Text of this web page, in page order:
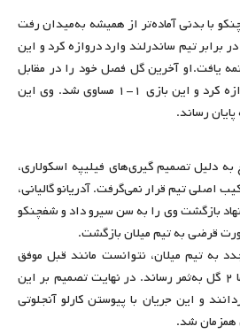
۲۰۰۸، شفچنکو با بدنی آماده‌تر از همیشه به‌میدان رفت
برابر تیم ساندرلند وارد دروازه کرد و این
خاتمه یافت.او آخرین گل فصل خود را در مقابل
تیم بولتون وندررز وارد دروازه کرد و این بازی ۱-۱ مساوی شد. وی این
دلیل تصمیم‌ گیری‌های فیلیپه اسکولاری،
اصلی تیم قرار نمی‌گرفت. آدریانو گالیانی،
بازگشت وی را به سن سیرو داد و شفچنکو
به تیم میلان، نتوانست مانند قبل موفق
عمل کند. او در ۲۶ بازی تنها ۲ گل به‌ثمر رساند. در نهایت تصمیم بر این
و این جریان با پیوستن کارلو آنجلوتی
همزمان شد.